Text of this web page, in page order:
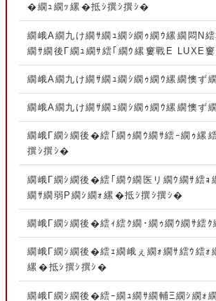
�繝ｭ繝ｯ縲�抵ｼ撰ｼ撰ｼ�
繝峨Α繝九け繝ｻ繝ｭ繝ｼ繝ｩ繝ｳ縲繝悶Ν
繝ｻ繝後Γ繝ｭ繝ｻ繧｢繝ｳ縲窶戰E LUXE
繝峨Α繝九け繝ｻ繝ｭ繝ｼ繝ｩ繝ｳ縲繝懊
繝峨Α繝九け繝ｻ繝ｭ繝ｼ繝ｩ繝ｳ縲繝懊
繝峨Γ繝ｼ繝後�繧｢繝ｩ繝ｳ繝ｻ繧ｰ繝ｩ縲
撰ｼ撰ｼ�
繝峨Γ繝ｼ繝後�繧｢繝ｳ繝医リ繝ｳ繝ｻ繧ｮ
繝ｻ繝弱Ρ繝ｼ繝ｫ縲�抵ｼ撰ｼ撰ｼ�
繝峨Γ繝ｼ繝後�繧ｨ繧ｸ繝･繝ｩ繝ｳ繝ｻ繧ｸ
繝峨Γ繝ｼ繝後�繧ｪ繝峨ぇ繝ｫ繝ｻ繧ｳ繧ｫ
縲�抵ｼ撰ｼ撰ｼ�
繝峨Γ繝ｼ繝後�繧ｰ繝ｭ繝ｻ繝輔Ξ繝ｼ繝ｫ